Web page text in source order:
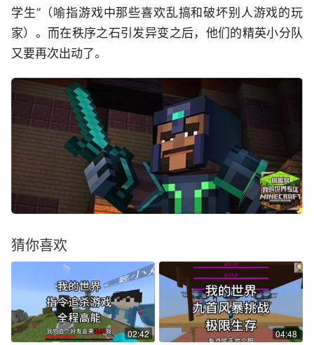
学生”（喻指游戏中那些喜欢乱搞和破坏别人游戏的玩
家）。而在秩序之石引发异变之后，他们的精英小分队
又要再次出动了。
猜你喜欢
02:42 04:48